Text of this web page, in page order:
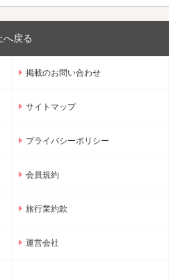
へ戻る
掲載のお問い合わせ
サイトマップ
プライバシーポリシー
会員規約
旅行業約款
運営会社